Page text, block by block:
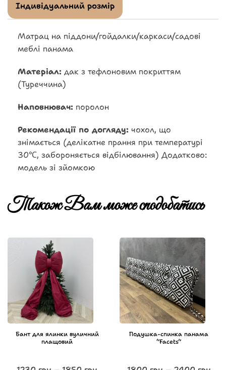
Індивідуальний розмір
Матрац на піддони/гойдалки/каркаси/садові
меблі панама
Матеріал: дак з тефлоновим покриттям
(Туреччина)
Наповнювач: поролон
Рекомендації по догляду: чохол, що
знімається (делікатне прання при температурі
30℃, забороняється відбілювання) Додатково:
модель зі зйомкою
Також Вам може сподобатись
Бант для ялинки вуличний
плащовий
Подушка-спинка панама
“Facets”